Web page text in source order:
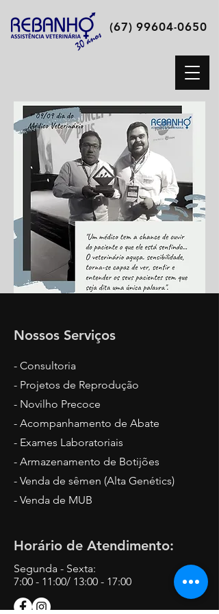
(67) 99604-0650
Nossos Serviços
- Consultoria
- Projetos de Reprodução
- Novilho Precoce
- Acompanhamento de Abate
- Exames Laboratoriais
- Armazenamento de Botijões
- Venda de sêmen (Alta Genétics)
- Venda de MUB
Horário de Atendimento:
Segunda - Sexta:
7:00 - 11:00/ 13:00 - 17:00